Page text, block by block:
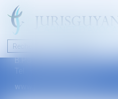
46 avenue de la liberté
B.P.315 - 97327 Cayenne
Tel : +594 594 29 45 35
www.jurisguyane.com